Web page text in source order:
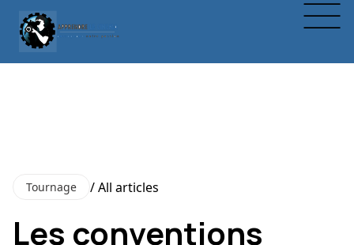
Tournage / All articles
Les conventions